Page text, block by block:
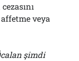
veya
şimdi